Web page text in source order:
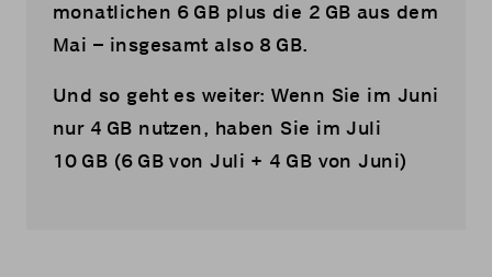
monatlichen 6 GB plus die 2 GB aus dem
Mai – insgesamt also 8 GB.
Und so geht es weiter: Wenn Sie im Juni
nur 4 GB nutzen, haben Sie im Juli
10 GB (6 GB von Juli + 4 GB von Juni)